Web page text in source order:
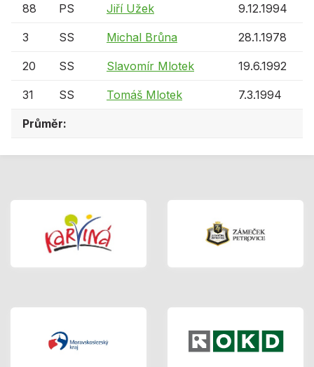
88 PS Jiří Užek 9.12.1994
3 SS Michal Brůna 28.1.1978
20 SS Slavomír Mlotek 19.6.1992
31 SS Tomáš Mlotek 7.3.1994
Průměr: